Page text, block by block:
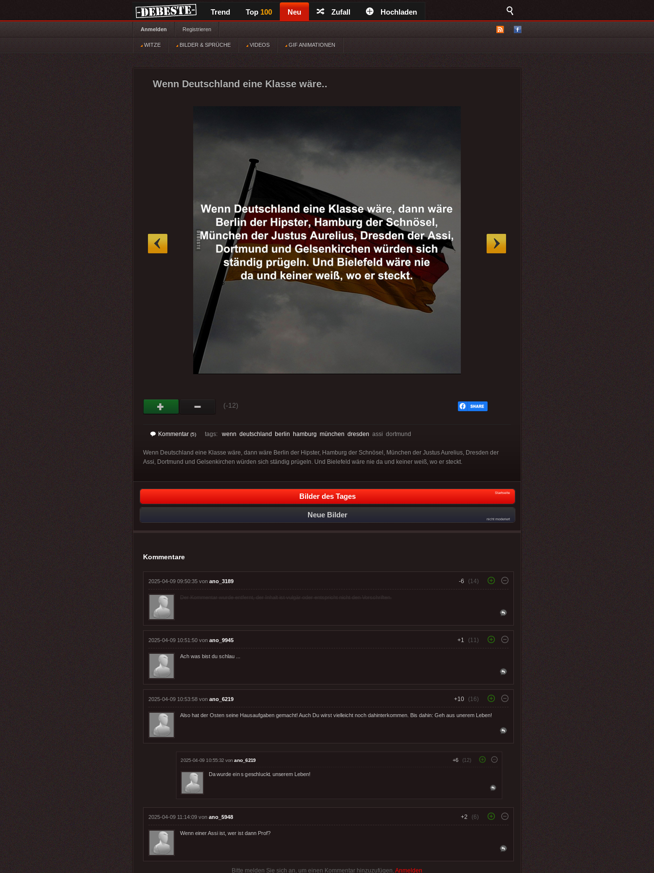
Trend Top 100 Neu Zufall Hochladen
Anmelden Registrieren
WITZE BILDER & SPRÜCHE VIDEOS GIF ANIMATIONEN
Wenn Deutschland eine Klasse wäre..
(-12)
Kommentar (5) tags: wenn deutschland berlin hamburg münchen dresden assi dortmund
Wenn Deutschland eine Klasse wäre, dann wäre Berlin der Hipster, Hamburg der Schnösel, München der Justus Aurelius, Dresden der
Assi, Dortmund und Gelsenkirchen würden sich ständig prügeln. Und Bielefeld wäre nie da und keiner weiß, wo er steckt.
Bilder des Tages Startseite
Neue Bilder
nicht moderiert
Kommentare
2025-04-09 09:50:35 von ano_3189 -6 (14)
Der Kommentar wurde entfernt, der Inhalt ist vulgär oder entspricht nicht den Vorschriften.
2025-04-09 10:51:50 von ano_9945 +1 (11)
Ach was bist du schlau ...
2025-04-09 10:53:58 von ano_6219 +10 (16)
Also hat der Osten seine Hausaufgaben gemacht! Auch Du wirst vielleicht noch dahinterkommen. Bis dahin: Geh aus unerem Leben!
2025-04-09 10:55:32 vonano_6219 +6 (12)
Da wurde ein s geschluckt. unserem Leben!
2025-04-09 11:14:09 von ano_5948 +2 (6)
Wenn einer Assi ist, wer ist dann Prof?
Bitte melden Sie sich an, um einen Kommentar hinzuzufügen. Anmelden